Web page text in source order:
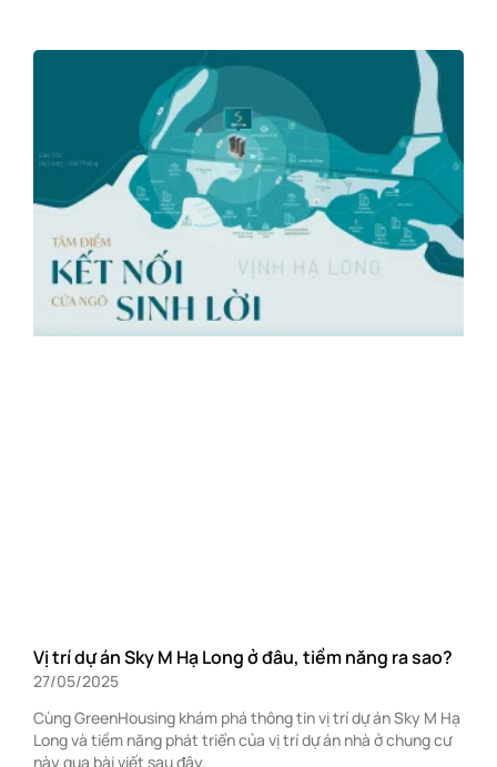
Vị trí dự án Sky M Hạ Long ở đâu, tiềm năng ra sao?
27/05/2025
Cùng GreenHousing khám phá thông tin vị trí dự án Sky M Hạ
Long và tiềm năng phát triển của vị trí dự án nhà ở chung cư
này qua bài viết sau đây.